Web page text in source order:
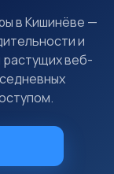
в Кишинёве —
и
веб-